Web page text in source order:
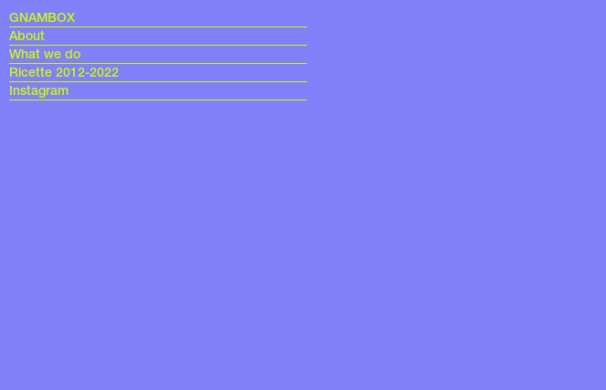
GNAMBOX
About
What we do
Ricette 2012-2022
Instagram